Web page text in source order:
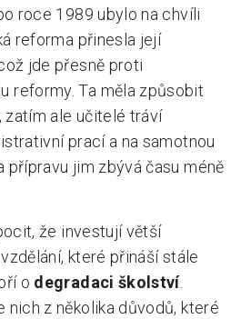
roce 1989 ubylo na chvíli
reforma přinesla její
jde přesně proti
reformy. Ta měla způsobit
zatím ale učitelé tráví
prací a na samotnou
přípravu jim zbývá času méně
že investují větší
které přináší stále
o degradaci školství.
nich z několika důvodů, které